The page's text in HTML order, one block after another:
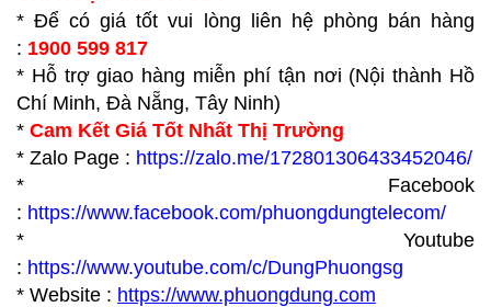
* Để có giá tốt vui lòng liên hệ phòng bán hàng
: 1900 599 817
* Hỗ trợ giao hàng miễn phí tận nơi (Nội thành Hồ
Chí Minh, Đà Nẵng, Tây Ninh)
* Cam Kết Giá Tốt Nhất Thị Trường
* Zalo Page : https://zalo.me/172801306433452046/
* Facebook
: https://www.facebook.com/phuongdungtelecom/
* Youtube
: https://www.youtube.com/c/DungPhuongsg
* Website : https://www.phuongdung.com